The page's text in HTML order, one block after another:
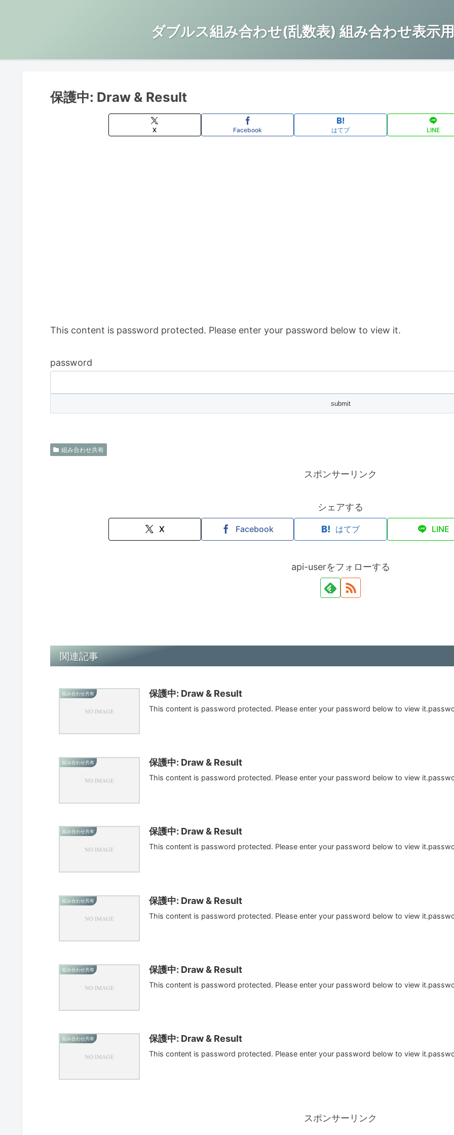
ダブルス組み合わせ(乱数表) 組み合わせ表示
保護中: Draw & Result
X Facebook はてブ LINE
This content is password protected. Please enter your password below to view it.
password
組み合わせ共有
スポンサーリンク
シェアする
X Facebook はてブ LINE
api-userをフォローする
関連記事
組み合わせ共有 保護中: Draw & Result
This content is password protected. Please enter your password below to view
組み合わせ共有 保護中: Draw & Result
This content is password protected. Please enter your password below to view
組み合わせ共有 保護中: Draw & Result
This content is password protected. Please enter your password below to view
組み合わせ共有 保護中: Draw & Result
This content is password protected. Please enter your password below to view
組み合わせ共有 保護中: Draw & Result
This content is password protected. Please enter your password below to view
組み合わせ共有 保護中: Draw & Result
This content is password protected. Please enter your password below to view
スポンサーリンク